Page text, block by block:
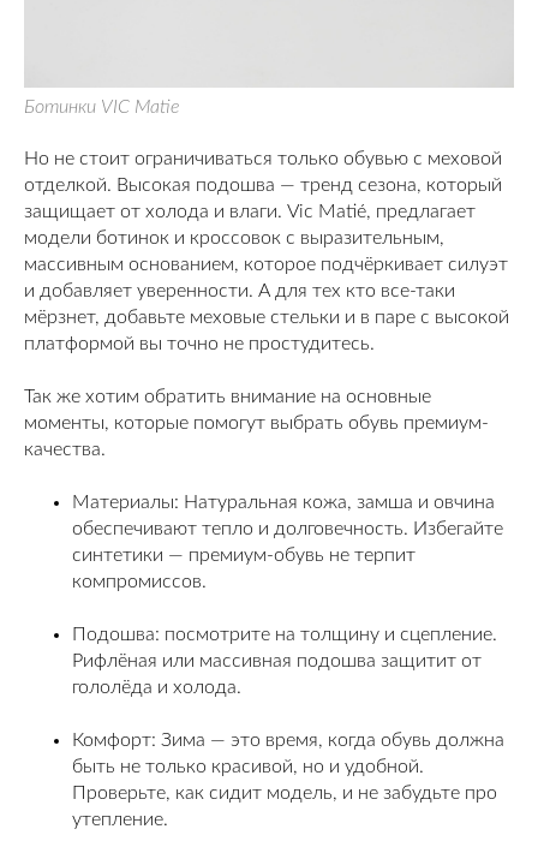
Ботинки VIC Matie
Но не стоит ограничиваться только обувью с меховой
отделкой. Высокая подошва — тренд сезона, который
защищает от холода и влаги. Vic Matié, предлагает
модели ботинок и кроссовок с выразительным,
массивным основанием, которое подчёркивает силуэт
и добавляет уверенности. А для тех кто все-таки
мёрзнет, добавьте меховые стельки и в паре с высокой
платформой вы точно не простудитесь.
Так же хотим обратить внимание на основные
моменты, которые помогут выбрать обувь премиум-
качества.
Материалы: Натуральная кожа, замша и овчина
обеспечивают тепло и долговечность. Избегайте
синтетики — премиум-обувь не терпит
компромиссов.
Подошва: посмотрите на толщину и сцепление.
Рифлёная или массивная подошва защитит от
гололёда и холода.
Комфорт: Зима — это время, когда обувь должна
быть не только красивой, но и удобной.
Проверьте, как сидит модель, и не забудьте про
утепление.